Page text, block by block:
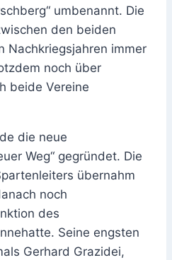
umbenannt. Die
den beiden
Nachkriegsjahren immer
noch über
beide Vereine
die neue
Weg“ gegründet. Die
übernahm
noch
des
Seine engsten
Gerhard Grazidei,